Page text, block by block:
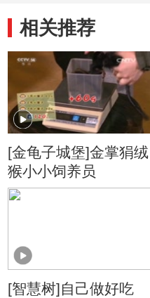
相关推荐
[金龟子城堡]金掌狷绒
猴小小饲养员
[智慧树]自己做好吃